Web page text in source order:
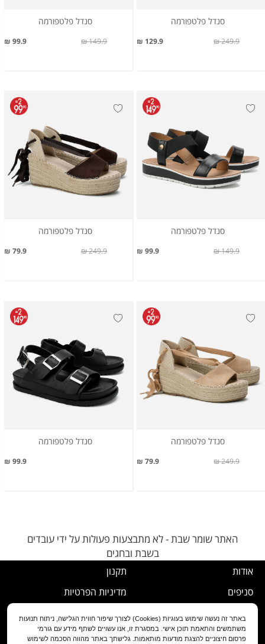
סנדל פלטפורמה
129.9 ₪ 249.9 ₪
סנדל פלטפורמה
99.9 ₪ 149.9 ₪
סנדל פלטפורמה
99.9 ₪ 149.9 ₪
סנדל פלטפורמה
79.9 ₪ 249.9 ₪
סנדל פלטפורמה
79.9 ₪ 249.9 ₪
סנדל פלטפורמה
99.9 ₪
האתר שומר שבת - לא מתבצעות פעולות על ידי עובדים
בשבת ובחגים
אודות
סניפים
שירות לקוחות
תקנון
מדיניות הפרטיות
נוהל ביטול עסקה
מדיניות החלפה/החזרה/ביטול
באתר זה נעשה שימוש בעוגיות (Cookies) לצורך שיפור חווית הגלישה, ניתוח תנועות
משתמשים והתאמת תוכן אישי. במסגרת זו, אנו עשויים לשתף מידע עם גורמי
פרסום חיצוניים להצגת מודעות מותאמות. גלישתך באתר מהווה הסכמה לשימוש